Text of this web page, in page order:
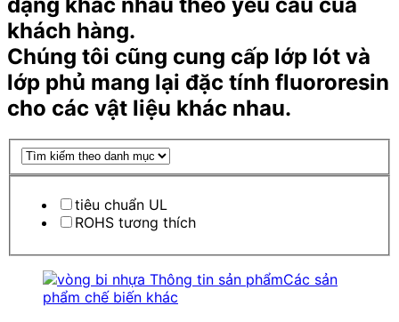
khách hàng.
Chúng tôi cũng cung cấp lớp lót và
lớp phủ mang lại đặc tính fluororesin
cho các vật liệu khác nhau.
tiêu chuẩn UL
ROHS tương thích
Thông tin sản phẩmCác sản
phẩm chế biến khác